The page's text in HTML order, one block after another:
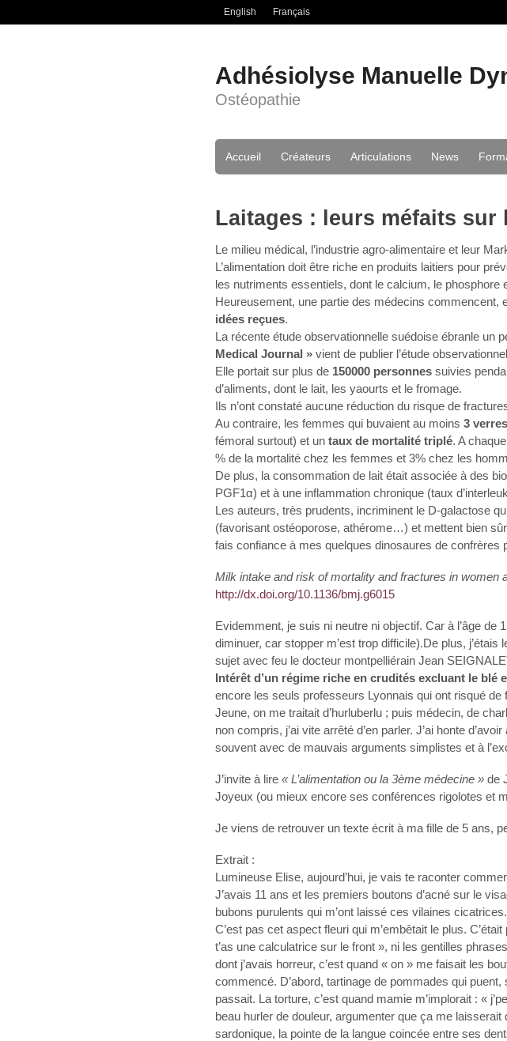
English Français
Adhésiolyse Manuelle
Ostéopathie
Accueil Créateurs Articulations News
Laitages : leurs méfaits
Le milieu médical, l’industrie agro-alimentaire et leur
L’alimentation doit être riche en produits laitiers pour
les nutriments essentiels, dont le calcium, le phosphore
Heureusement, une partie des médecins commencent,
idées reçues.
La récente étude observationnelle suédoise ébranle un
Medical Journal » vient de publier l’étude
Elle portait sur plus de 150000 personnes suivies
d’aliments, dont le lait, les yaourts et le fromage.
Ils n’ont constaté aucune réduction du risque de
Au contraire, les femmes qui buvaient au moins 3
fémoral surtout) et un taux de mortalité triplé. A
% de la mortalité chez les femmes et 3% chez les
De plus, la consommation de lait était associée à des
PGF1α) et à une inflammation chronique (taux
Les auteurs, très prudents, incriminent le D-galactose
(favorisant ostéoporose, athérome…) et mettent bien
fais confiance à mes quelques dinosaures de confrères
Milk intake and risk of mortality and fractures in women
http://dx.doi.org/10.1136/bmj.g6015
Evidemment, je suis ni neutre ni objectif. Car à l’âge de
diminuer, car stopper m’est trop difficile).De plus,
sujet avec feu le docteur montpelliérain Jean
Intérêt d’un régime riche en crudités excluant le blé
encore les seuls professeurs Lyonnais qui ont risqué de
Jeune, on me traitait d’hurluberlu ; puis médecin, de
non compris, j’ai vite arrêté d’en parler. J’ai honte
souvent avec de mauvais arguments simplistes et à
J’invite à lire « L’alimentation ou la 3ème médecine » de
Joyeux (ou mieux encore ses conférences rigolotes et
Je viens de retrouver un texte écrit à ma fille de 5 ans,
Extrait :
Lumineuse Elise, aujourd’hui, je vais te raconter
J’avais 11 ans et les premiers boutons d’acné sur le
bubons purulents qui m’ont laissé ces vilaines cicatrices.
C’est pas cet aspect fleuri qui m’embêtait le plus.
t’as une calculatrice sur le front », ni les gentilles
dont j’avais horreur, c’est quand « on » me faisait les
commencé. D’abord, tartinage de pommades qui
passait. La torture, c’est quand mamie m’implorait : «
beau hurler de douleur, argumenter que ça me
sardonique, la pointe de la langue coincée entre ses